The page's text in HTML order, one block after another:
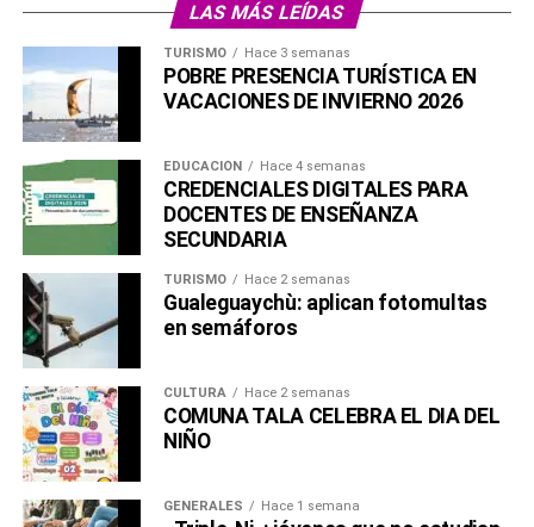
LAS MÁS LEÍDAS
TURISMO Hace 3 semanas
POBRE PRESENCIA TURÍSTICA EN
VACACIONES DE INVIERNO 2026
EDUCACIÓN Hace 4 semanas
CREDENCIALES DIGITALES PARA
DOCENTES DE ENSEÑANZA
SECUNDARIA
TURISMO Hace 2 semanas
Gualeguaychù: aplican fotomultas
en semáforos
CULTURA Hace 2 semanas
COMUNA TALA CELEBRA EL DIA DEL
NIÑO
GENERALES Hace 1 semana